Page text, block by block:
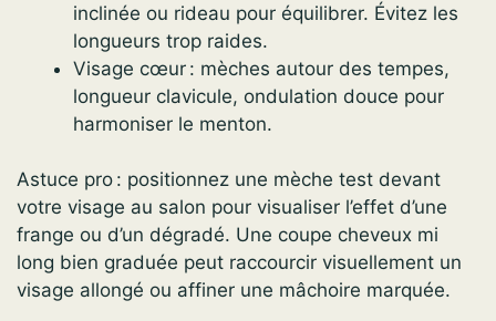
inclinée ou rideau pour équilibrer. Évitez les
longueurs trop raides.
Visage cœur : mèches autour des tempes,
longueur clavicule, ondulation douce pour
harmoniser le menton.
Astuce pro : positionnez une mèche test devant
votre visage au salon pour visualiser l’effet d’une
frange ou d’un dégradé. Une coupe cheveux mi
long bien graduée peut raccourcir visuellement un
visage allongé ou affiner une mâchoire marquée.